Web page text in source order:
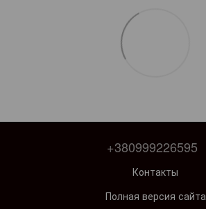
+380999226595
Контакты
Полная версия сайта